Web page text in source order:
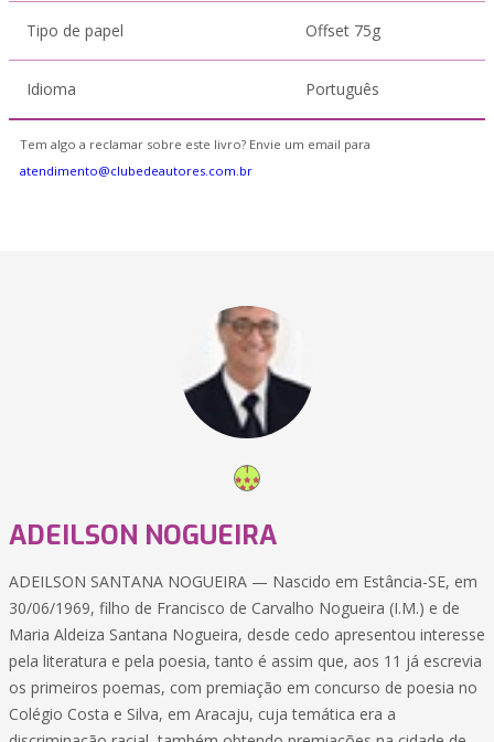
Tipo de papel Offset 75g
Idioma Português
Tem algo a reclamar sobre este livro? Envie um email para
atendimento@clubedeautores.com.br
ADEILSON NOGUEIRA
ADEILSON SANTANA NOGUEIRA — Nascido em Estância-SE, em
30/06/1969, filho de Francisco de Carvalho Nogueira (I.M.) e de
Maria Aldeiza Santana Nogueira, desde cedo apresentou interesse
pela literatura e pela poesia, tanto é assim que, aos 11 já escrevia
os primeiros poemas, com premiação em concurso de poesia no
Colégio Costa e Silva, em Aracaju, cuja temática era a